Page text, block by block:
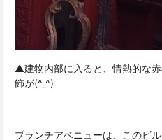
▲建物内部に入ると、情熱的な
飾が(^_^)
ブランチアベニューは、このビ